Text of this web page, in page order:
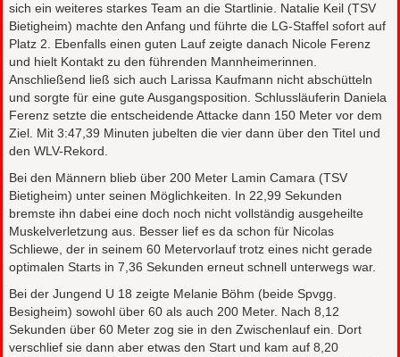
sich ein weiteres starkes Team an die Startlinie. Natalie Keil (TSV
Bietigheim) machte den Anfang und führte die LG-Staffel sofort auf
Platz 2. Ebenfalls einen guten Lauf zeigte danach Nicole Ferenz
und hielt Kontakt zu den führenden Mannheimerinnen.
Anschließend ließ sich auch Larissa Kaufmann nicht abschütteln
und sorgte für eine gute Ausgangsposition. Schlussläuferin Daniela
Ferenz setzte die entscheidende Attacke dann 150 Meter vor dem
Ziel. Mit 3:47,39 Minuten jubelten die vier dann über den Titel und
den WLV-Rekord.
Bei den Männern blieb über 200 Meter Lamin Camara (TSV
Bietigheim) unter seinen Möglichkeiten. In 22,99 Sekunden
bremste ihn dabei eine doch noch nicht vollständig ausgeheilte
Muskelverletzung aus. Besser lief es da schon für Nicolas
Schliewe, der in seinem 60 Metervorlauf trotz eines nicht gerade
optimalen Starts in 7,36 Sekunden erneut schnell unterwegs war.
Bei der Jungend U 18 zeigte Melanie Böhm (beide Spvgg.
Besigheim) sowohl über 60 als auch 200 Meter. Nach 8,12
Sekunden über 60 Meter zog sie in den Zwischenlauf ein. Dort
verschlief sie dann aber etwas den Start und kam auf 8,20